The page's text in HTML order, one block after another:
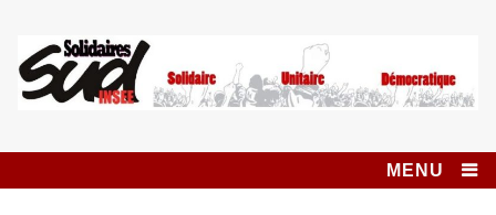
content
Syndicat SUD
INSEE SOLIDAIRES
MENU